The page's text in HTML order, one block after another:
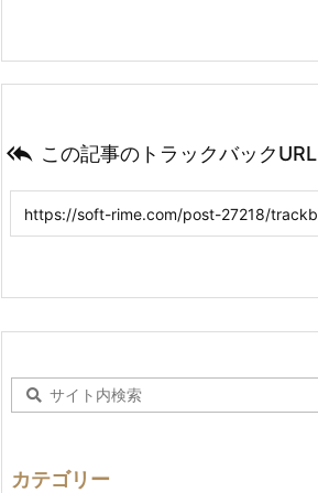
 この記事のトラックバックURL
カテゴリー